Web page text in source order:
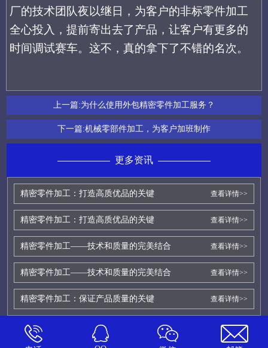
厂的技术团队夜以继日，为客户的非标零件加工
全心投入，提前寄出去了产品，让客户有更多的
时间调试赛车。这不，真的拿下了不错的名次。
上一篇:为什么使用外包精密零件加工服务？
下一篇:机械零部件加工，为客户加班制作
更多资讯
精密零件加工：打造高质优品的关键 查看详情>>
精密零件加工：打造高质优品的关键 查看详情>>
精密零件加工——技术和质量的完美结合 查看详情>>
精密零件加工——技术和质量的完美结合 查看详情>>
精密零件加工：保证产品质量的关键 查看详情>>